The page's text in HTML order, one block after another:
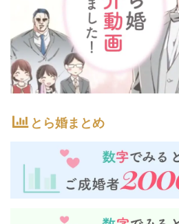
とら婚まとめ